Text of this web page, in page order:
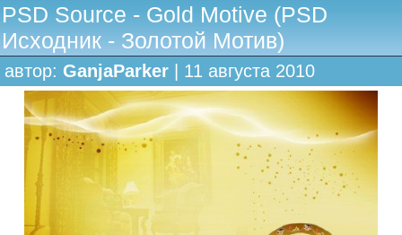
PSD Source - Gold Motive (PSD
Исходник - Золотой Мотив)
автор: GanjaParker | 11 августа 2010